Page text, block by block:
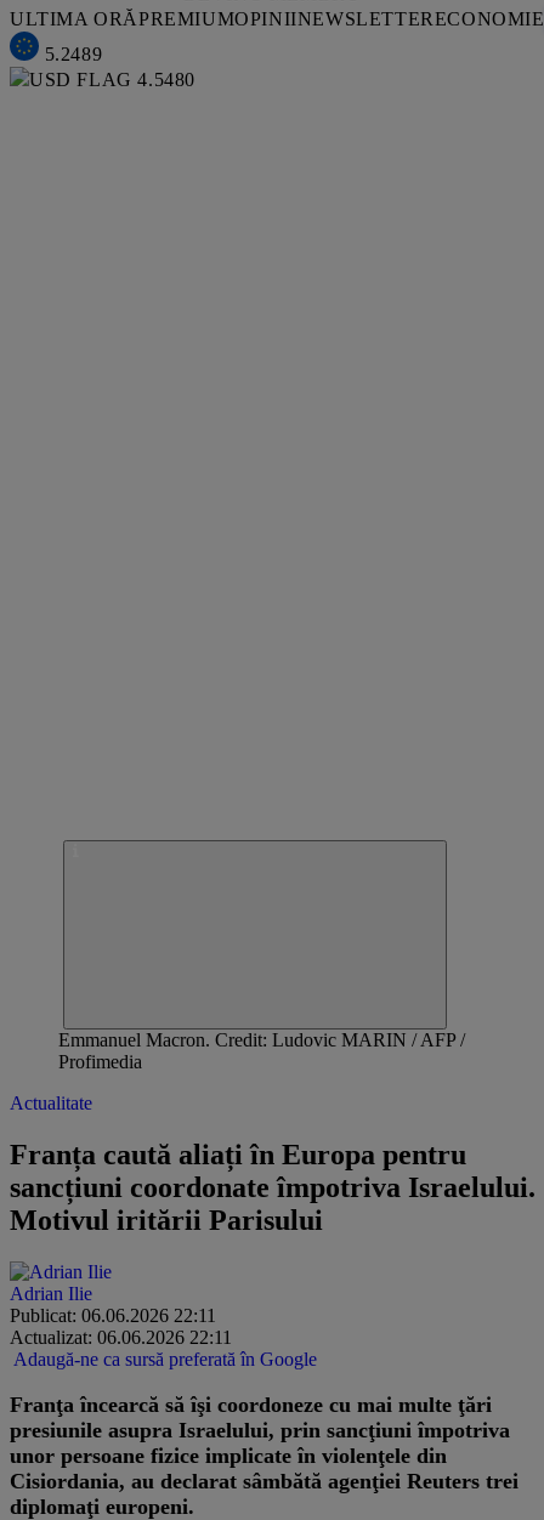
ULTIMA ORĂPREMIUMOPINIINEWSLETTERECONOMIE
5.2489
4.5480
Emmanuel Macron. Credit: Ludovic MARIN / AFP /
Profimedia
Actualitate
Franța caută aliați în Europa pentru
sancțiuni coordonate împotriva Israelului.
Motivul iritării Parisului
Adrian Ilie
Publicat: 06.06.2026 22:11
Actualizat: 06.06.2026 22:11
Adaugă-ne ca sursă preferată în Google
Franţa încearcă să îşi coordoneze cu mai multe ţări
presiunile asupra Israelului, prin sancţiuni împotriva
unor persoane fizice implicate în violenţele din
Cisiordania, au declarat sâmbătă agenţiei Reuters trei
diplomaţi europeni.